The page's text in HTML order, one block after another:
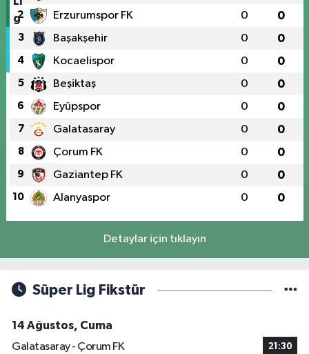
2 Erzurumspor FK 0 0
3 Başakşehir 0 0
4 Kocaelispor 0 0
5 Beşiktaş 0 0
6 Eyüpspor 0 0
7 Galatasaray 0 0
8 Çorum FK 0 0
9 Gaziantep FK 0 0
10 Alanyaspor 0 0
Detaylar için tıklayın
Süper Lig Fikstür
14 Ağustos, Cuma
Galatasaray - Çorum FK
21:30